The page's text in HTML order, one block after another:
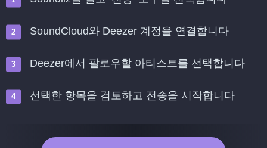
SoundCloud와 Deezer 계정을 연결합니다
Deezer에서 팔로우할 아티스트를 선택합니다
선택한 항목을 검토하고 전송을 시작합니다